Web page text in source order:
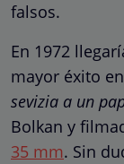
falsos.
En 1972
mayor éxito
sevizia a un
Bolkan y
35 mm. Sin